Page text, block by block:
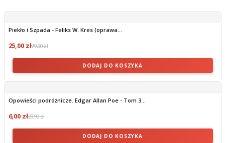
Piekło i Szpada - Feliks W. Kres (oprawa...
25,00 zł79,90 zł
DODAJ DO KOSZYKA
Opowieści podróżnicze. Edgar Allan Poe - Tom 3...
6,00 zł23,90 zł
DODAJ DO KOSZYKA